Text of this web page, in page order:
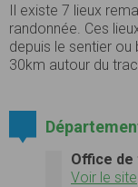
Il existe 7 lieux
randonnée. Ces
depuis le sentier ou
30km autour du
Office
Voir le site